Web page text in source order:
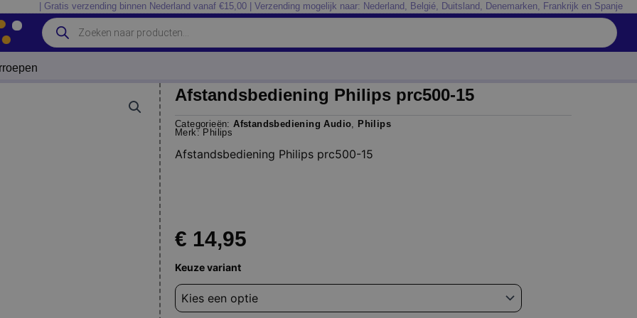
| Gratis verzending binnen Nederland vanaf €15,00 | Verzending mogelijk naar: Nederland, Belgié, Duitsland, Denemarken, Frankrijk en Spanje
Producten
zoeken
Afstandsbediening Philips prc500-15
Categorieën: Afstandsbediening Audio, Philips
Merk: Philips
Afstandsbediening Philips prc500-15
€ 14,95
Keuze variant
Afstandsbediening
prc500-
15